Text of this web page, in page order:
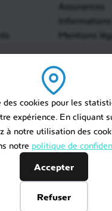
cookies pour les
expérience. En cliquant
à notre utilisation des
notre politique de
Accepter
Refuser
Assurances
Informations
Mentions